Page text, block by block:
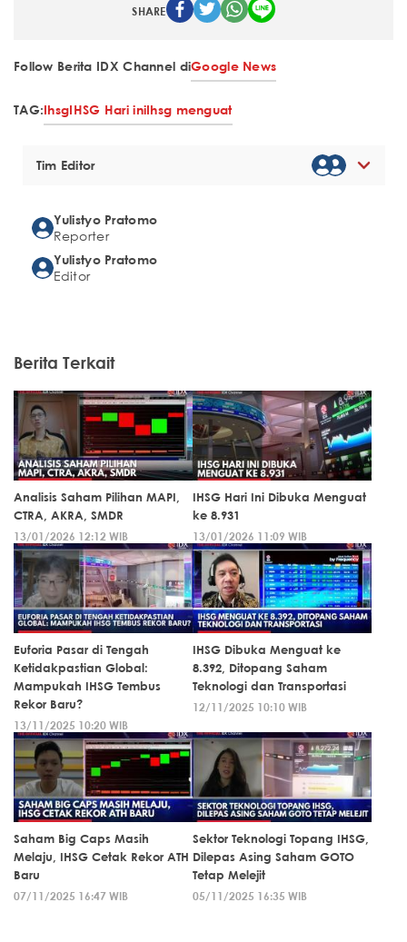
SHARE
Follow Berita IDX Channel diGoogle News
TAG:IhsgIHSG Hari iniIhsg menguat
Tim Editor
Yulistyo Pratomo
Reporter
Yulistyo Pratomo
Editor
Berita Terkait
Analisis Saham Pilihan MAPI,
CTRA, AKRA, SMDR
13/01/2026 12:12 WIB
IHSG Hari Ini Dibuka Menguat
ke 8.931
13/01/2026 11:09 WIB
Euforia Pasar di Tengah
Ketidakpastian Global:
Mampukah IHSG Tembus
Rekor Baru?
13/11/2025 10:20 WIB
IHSG Dibuka Menguat ke
8.392, Ditopang Saham
Teknologi dan Transportasi
12/11/2025 10:10 WIB
Saham Big Caps Masih
Melaju, IHSG Cetak Rekor ATH
Baru
07/11/2025 16:47 WIB
Sektor Teknologi Topang IHSG,
Dilepas Asing Saham GOTO
Tetap Melejit
05/11/2025 16:35 WIB